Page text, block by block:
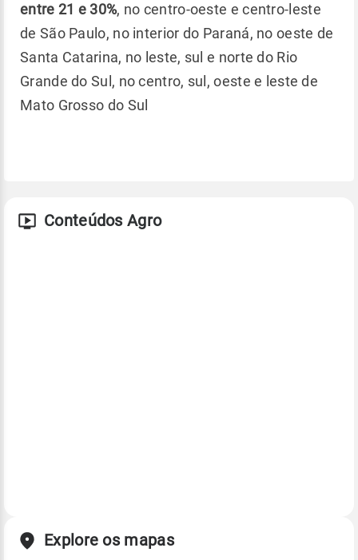
entre 21 e 30%, no centro-oeste e centro-leste
de São Paulo, no interior do Paraná, no oeste de
Santa Catarina, no leste, sul e norte do Rio
Grande do Sul, no centro, sul, oeste e leste de
Mato Grosso do Sul
Conteúdos Agro
Explore os mapas